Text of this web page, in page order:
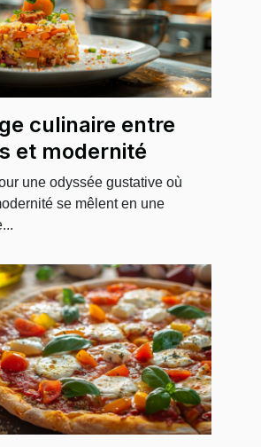
culinaire entre
et modernité
une odyssée gustative où
se mêlent en une